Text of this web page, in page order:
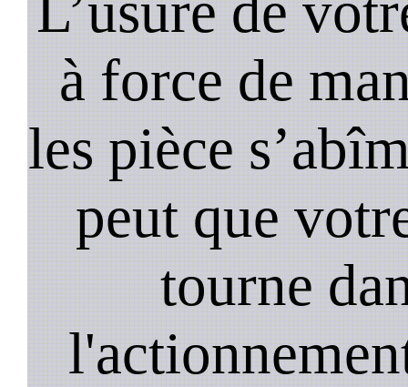
à force de
les pièce
peut que
tourne